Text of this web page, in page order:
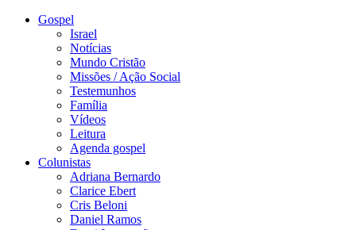
Gospel
Israel
Notícias
Mundo Cristão
Missões / Ação Social
Testemunhos
Família
Vídeos
Leitura
Agenda gospel
Colunistas
Adriana Bernardo
Clarice Ebert
Cris Beloni
Daniel Ramos